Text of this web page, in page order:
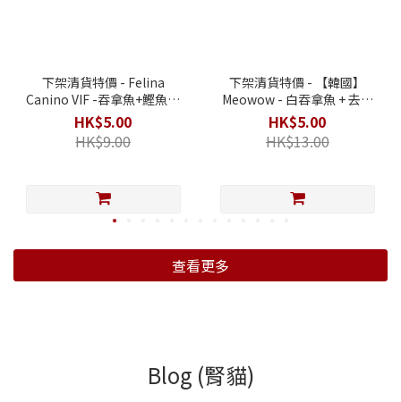
下架清貨特價 - Felina
Canino VIF -吞拿魚+鰹魚濃
湯 貓罐頭 75g (BBD：2027-
07-18)
HK$5.00
HK$9.00
下架清貨特價 - 【韓國】
Meowow - 白吞拿魚 + 去毛
球 貓湯罐 80g (綠) (BBD：
2026-08-10)
HK$5.00
HK$13.00
查看更多
Blog (腎貓)